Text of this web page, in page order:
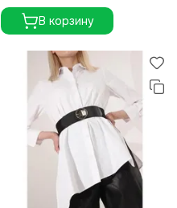
В корзину